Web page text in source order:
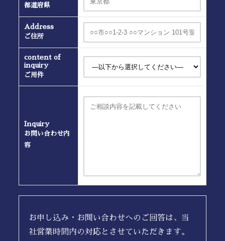
都道府県
Address
ご住所
content of
inquiry
ご用件
Inquiry
お問い合わせ内
容
お申し込み・お問い合わせへのご回答は、当
社営業時間内の対応とさせていただきます。